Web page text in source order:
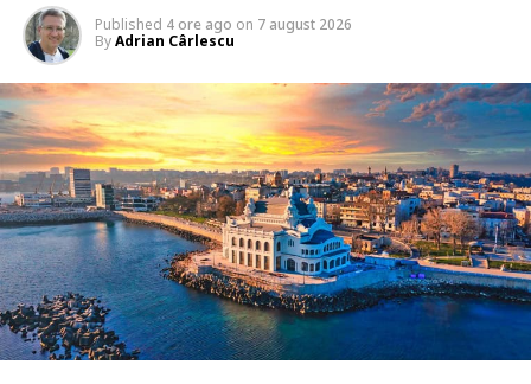
Published 4 ore ago on 7 august 2026
ByAdrian Cârlescu